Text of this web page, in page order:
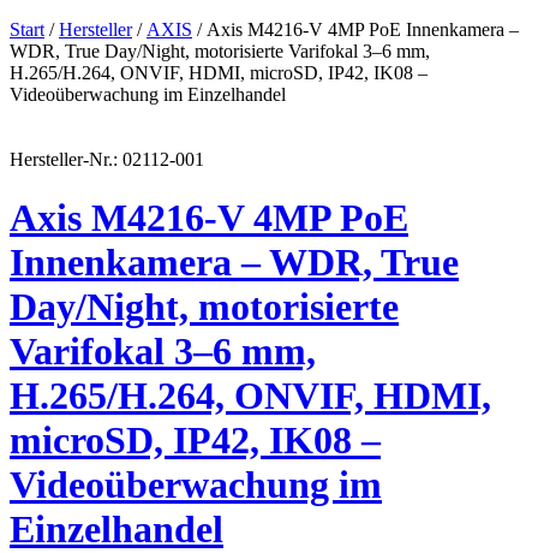
Start /Hersteller/ AXIS / Axis M4216‑V 4MP PoE Innenkamera –
WDR, True Day/Night, motorisierte Varifokal 3–6 mm,
H.265/H.264, ONVIF, HDMI, microSD, IP42, IK08 –
Videoüberwachung im Einzelhandel
Hersteller-Nr.: 02112-001
Axis M4216‑V 4MP PoE
Innenkamera – WDR, True
Day/Night, motorisierte
Varifokal 3–6 mm,
H.265/H.264, ONVIF, HDMI,
microSD, IP42, IK08 –
Videoüberwachung im
Einzelhandel